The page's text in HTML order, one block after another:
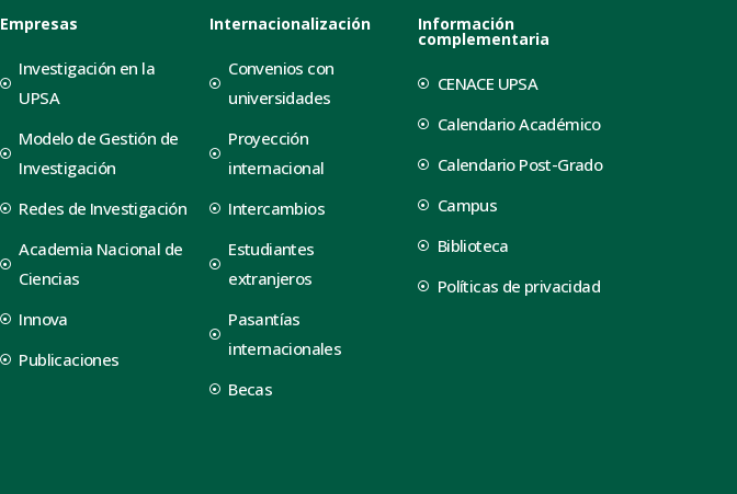
Empresas
Investigación en la
UPSA
Modelo de Gestión de
Investigación
Redes de Investigación
Academia Nacional de
Ciencias
Innova
Publicaciones
Internacionalización
Convenios con
universidades
Proyección
internacional
Intercambios
Estudiantes
extranjeros
Pasantías
internacionales
Becas
Información
complementaria
CENACE UPSA
Calendario Académico
Calendario Post-Grado
Campus
Biblioteca
Políticas de privacidad